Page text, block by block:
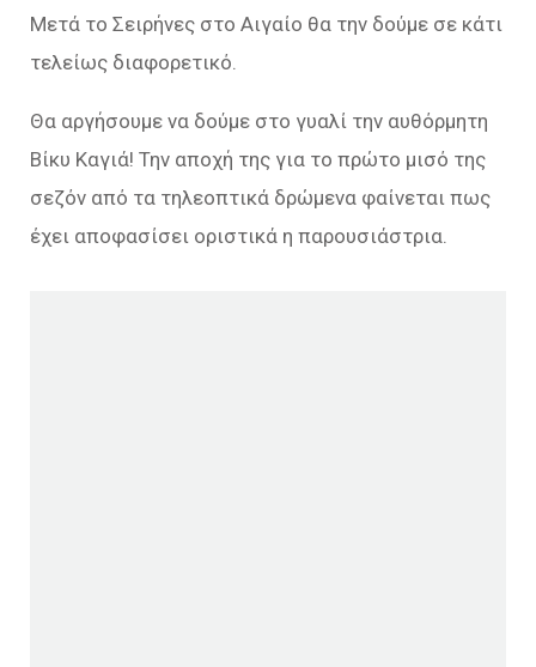
Μετά το Σειρήνες στο Αιγαίο θα την δούμε σε κάτι
τελείως διαφορετικό.
Θα αργήσουμε να δούμε στο γυαλί την αυθόρμητη
Βίκυ Καγιά! Την αποχή της για το πρώτο μισό της
σεζόν από τα τηλεοπτικά δρώμενα φαίνεται πως
έχει αποφασίσει οριστικά η παρουσιάστρια.